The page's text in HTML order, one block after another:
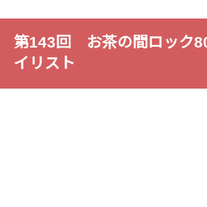
第143回 お茶の間ロック
イリスト